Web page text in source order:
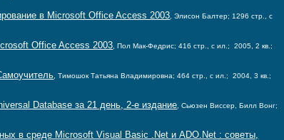
в Microsoft Office Access 2003 , Элисон Балтер; 1296 стр., с
Office Access 2003 , Пол Мак-Федрис; 416 стр., с ил.; 2005, 2 кв.;
, Тимошок Татьяна Владимировна; 464 стр., с ил.; 2004, 3 кв.;
Database за 21 день, 2-е издание , Сьюзен Виссер, Билл Вонг;
в среде Microsoft Visual Basic .Net и ADO.Net : советы,